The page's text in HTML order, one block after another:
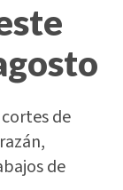
de
de